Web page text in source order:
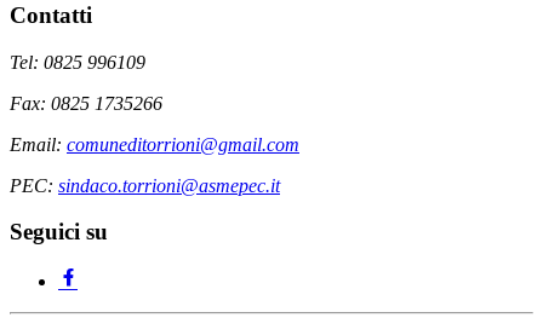
Contatti
Tel: 0825 996109
Fax: 0825 1735266
Email: comuneditorrioni@gmail.com
PEC: sindaco.torrioni@asmepec.it
Seguici su